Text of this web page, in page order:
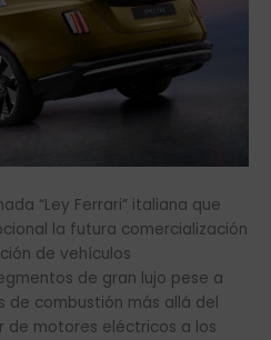
“Ley Ferrari” italiana que
la futura comercialización
de vehículos
de gran lujo pese a
combustión más allá del
de motores eléctricos a los